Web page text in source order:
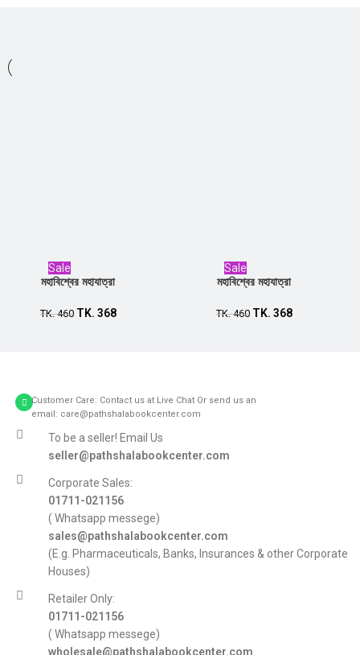
Sale
Add to cart
মহাবিশ্বের মহাযাত্রা
TK.460 TK. 368
Sale
Add to cart
মহাবিশ্বের মহাযাত্রা
TK.460 TK. 368
Customer Care: Contact us at Live Chat Or send us an
email: care@pathshalabookcenter.com
To be a seller! Email Us
seller@pathshalabookcenter.com
Corporate Sales:
01711-021156
( Whatsapp messege)
sales@pathshalabookcenter.com
(E.g. Pharmaceuticals, Banks, Insurances & other Corporate
Houses)
Retailer Only:
01711-021156
( Whatsapp messege)
wholesale@pathshalabookcenter.com